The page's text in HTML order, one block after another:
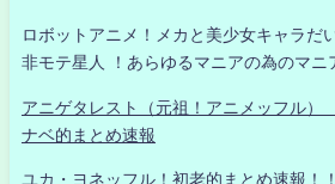
ロボットアニメ！メカと美少女キャラだ
非モテ星人 ！あらゆるマニアの為のマニ
アニゲタレスト（元祖！アニメッフル
ナベ的まとめ速報
ユカ・ヨネッフル！初老的まとめ速報！